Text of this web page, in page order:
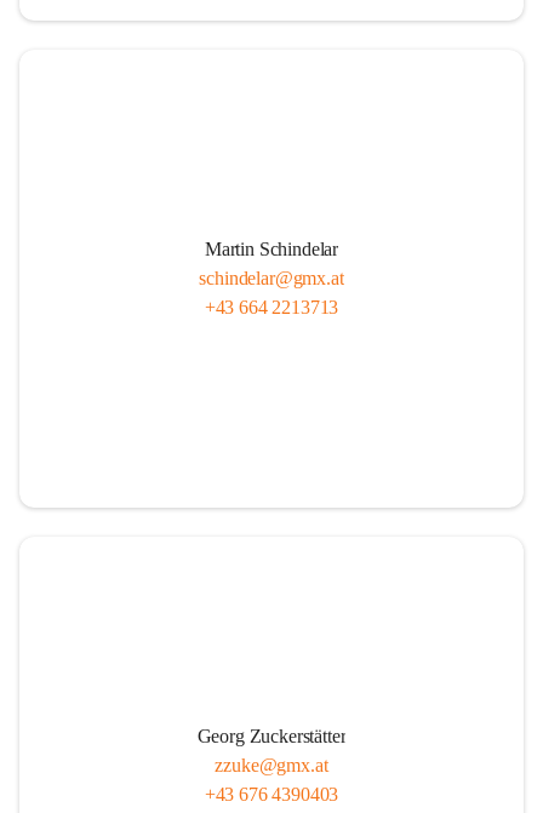
Martin Schindelar
schindelar@gmx.at
+43 664 2213713
Georg Zuckerstätter
zzuke@gmx.at
+43 676 4390403